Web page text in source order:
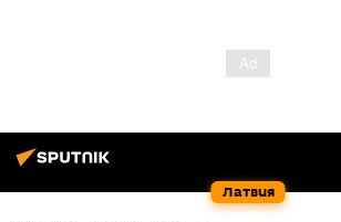
Латвия